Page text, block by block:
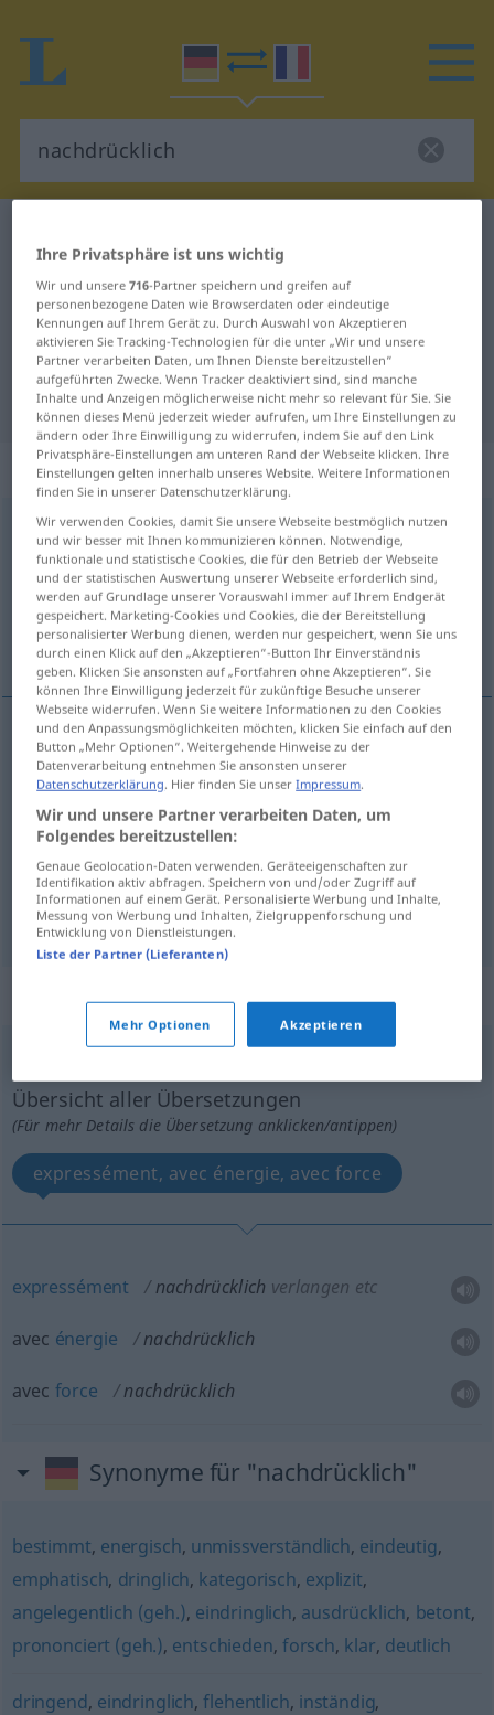
Deutsch-Französisch Übersetzung
für "nachdrücklich"
"nachdrücklich" Französisch
Übersetzung
„nachdrücklich“: Adjektiv
nachdrücklich adj
Übersicht aller Übersetzungen
(Für mehr Details die Übersetzung anklicken/antippen)
énergique, insistant, ferme, emphatique
énergique nachdrücklich
insistant nachdrücklich
ferme nachdrücklich
emphatique nachdrücklich RHET
„nachdrücklich“: Adverb
nachdrücklich
Übersicht aller Übersetzungen
(Für mehr Details die Übersetzung anklicken/antippen)
expressément, avec énergie, avec force
expressément nachdrücklich verlangen etc
avec énergie nachdrücklich
avec force nachdrücklich
Synonyme für "nachdrücklich"
bestimmt, energisch, unmissverständlich, eindeutig,
emphatisch, dringlich, kategorisch, explizit,
angelegentlich (geh.), eindringlich, ausdrücklich, betont,
prononciert (geh.), entschieden, forsch, klar, deutlich
dringend, eindringlich,flehentlich, inständig,
Ihre Privatsphäre ist uns wichtig
Wir und unsere716-Partner speichern und greifen auf
personenbezogene Daten wie Browserdaten oder eindeutige
Kennungen auf Ihrem Gerät zu. Durch Auswahl von Akzeptieren
aktivieren Sie Tracking-Technologien für die unter „Wir und unsere
Partner verarbeiten Daten, um Ihnen Dienste bereitzustellen“
aufgeführten Zwecke. Wenn Tracker deaktiviert sind, sind manche
Inhalte und Anzeigen möglicherweise nicht mehr so relevant für Sie. Sie
können dieses Menü jederzeit wieder aufrufen, um Ihre Einstellungen zu
ändern oder Ihre Einwilligung zu widerrufen, indem Sie auf den Link
Privatsphäre-Einstellungen am unteren Rand der Webseite klicken. Ihre
Einstellungen gelten innerhalb unseres Website. Weitere Informationen
finden Sie in unserer Datenschutzerklärung.
Wir verwenden Cookies, damit Sie unsere Webseite bestmöglich nutzen
und wir besser mit Ihnen kommunizieren können. Notwendige,
funktionale und statistische Cookies, die für den Betrieb der Webseite
und der statistischen Auswertung unserer Webseite erforderlich sind,
werden auf Grundlage unserer Vorauswahl immer auf Ihrem Endgerät
gespeichert. Marketing-Cookies und Cookies, die der Bereitstellung
personalisierter Werbung dienen, werden nur gespeichert, wenn Sie uns
durch einen Klick auf den „Akzeptieren“-Button Ihr Einverständnis
geben. Klicken Sie ansonsten auf „Fortfahren ohne Akzeptieren“. Sie
können Ihre Einwilligung jederzeit für zukünftige Besuche unserer
Webseite widerrufen. Wenn Sie weitere Informationen zu den Cookies
und den Anpassungsmöglichkeiten möchten, klicken Sie einfach auf den
Button „Mehr Optionen“. Weitergehende Hinweise zu der
Datenverarbeitung entnehmen Sie ansonsten unserer
Datenschutzerklärung. Hier finden Sie unserImpressum.
Wir und unsere Partner verarbeiten Daten, um
Folgendes bereitzustellen:
Genaue Geolocation-Daten verwenden. Geräteeigenschaften zur
Identifikation aktiv abfragen. Speichern von und/oder Zugriff auf
Informationen auf einem Gerät. Personalisierte Werbung und Inhalte,
Messung von Werbung und Inhalten, Zielgruppenforschung und
Entwicklung von Dienstleistungen.
Liste der Partner (Lieferanten)
Mehr Optionen Akzeptieren